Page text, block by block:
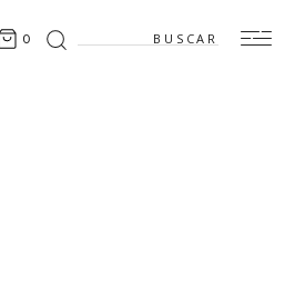
0 Search
for: